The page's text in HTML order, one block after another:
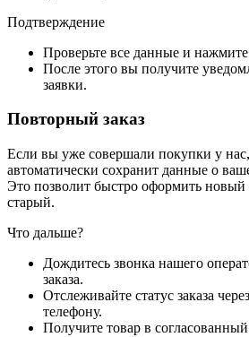
Подтверждение
Проверьте все данные и
После этого вы получите
заявки.
Повторный заказ
Если вы уже совершали покупки у
автоматически сохранит данные о
Это позволит быстро оформить новый
старый.
Что дальше?
Дождитесь звонка нашего
заказа.
Отслеживайте статус заказа
телефону.
Получите товар в